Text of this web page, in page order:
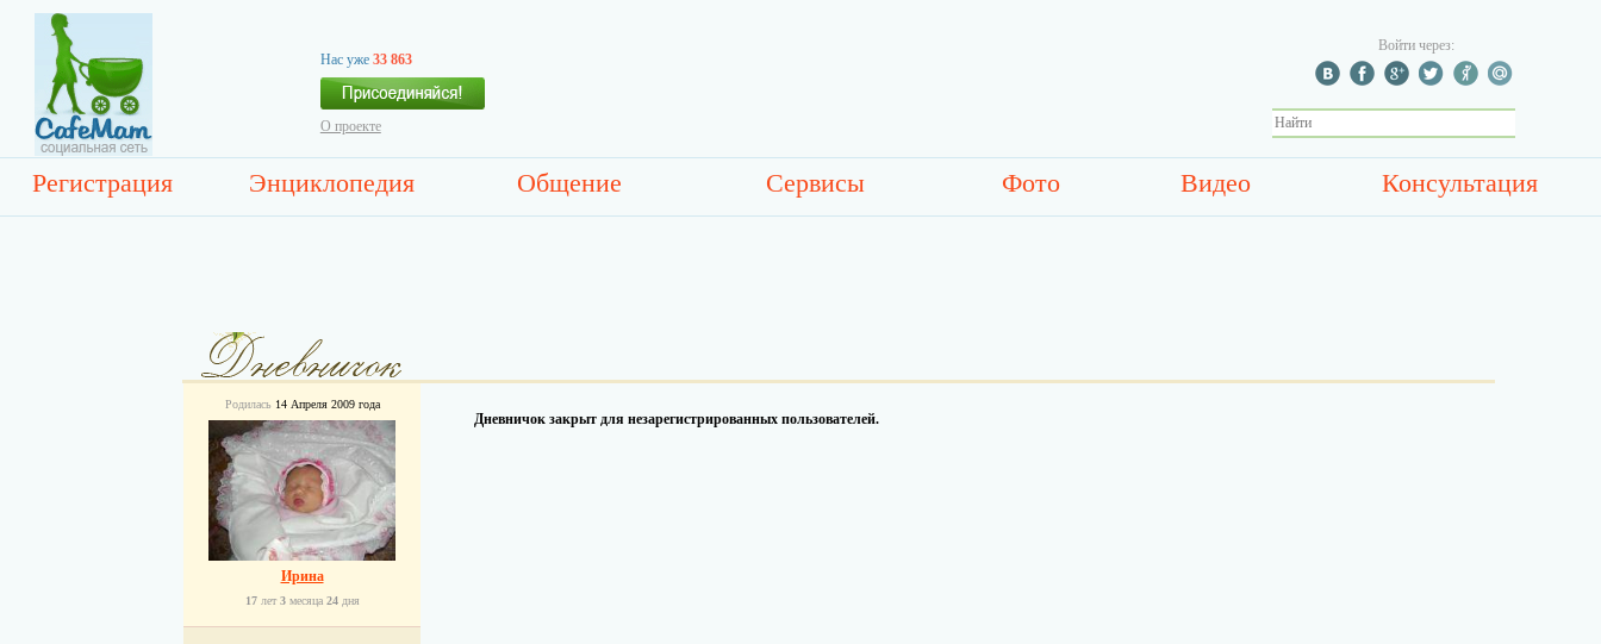
Нас уже 33 863
О проекте
Войти через:
Регистрация Энциклопедия Общение Сервисы Фото Видео Консультация
Родилась 14 Апреля 2009 года
Ирина
17лет 3месяца 24дня
Дневничок закрыт для незарегистрированных пользователей.